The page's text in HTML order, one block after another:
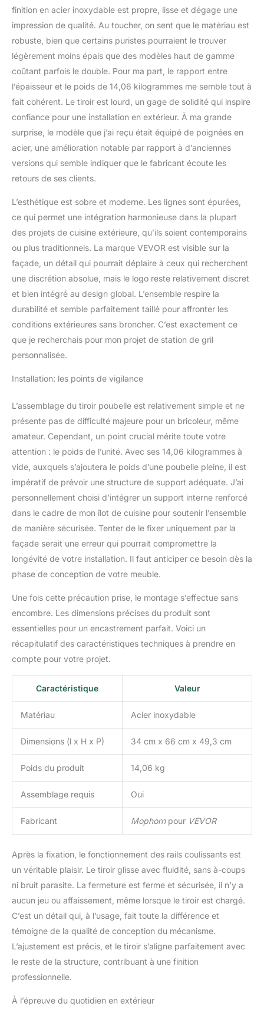
qualité supérieure : ce
tiroir extérieur pour
barbecue est fabriqué en
acier inoxydable,
imperméable et
antirouille. Les
se déforment pas
facilement. En outre, ne
vous inquiétez pas des
taches d'huile car sa
facilement être nettoyée
avec un chiffon. Rails
silencieux, notre tiroir
extérieur peut fournir un
environnement familial
agréable sans bruit
irritant. Par rapport à
d'autres, le nôtre est plus
lisse à tirer et à enlever.
En outre, le design stable
maintient la vaisselle en
place. Détails haut de
gamme : les tiroirs de
construits avec
considération, vous
offrant un maximum de
commodité et de sécurité
: les coins arrondis
peuvent réduire les
rayures lors de
élégante peut vous
permettre d'ouvrir le tiroir
sans effort ; le design
sans couture peut garder
secs et sécurisés ; un
panneau d'aération peut
augmenter le flux d'air à
application : les tiroirs de
rangement d'extérieur
sont parfaits pour les
cuisines extérieures et
intérieures, en particulier
peuvent stocker la
plupart des ustensiles de
plats, des fourchettes et
des cuillères. En outre, il
toutes les conditions
les jours venteux ou
pluvieux.
finition en acier inoxydable est propre, lisse et dégage une
impression de qualité. Au toucher, on sent que le matériau est
robuste, bien que certains puristes pourraient le trouver
légèrement moins épais que des modèles haut de gamme
coûtant parfois le double. Pour ma part, le rapport entre
l’épaisseur et le poids de 14,06 kilogrammes me semble tout à
fait cohérent. Le tiroir est lourd, un gage de solidité qui inspire
confiance pour une installation en extérieur. À ma grande
surprise, le modèle que j’ai reçu était équipé de poignées en
acier, une amélioration notable par rapport à d’anciennes
versions qui semble indiquer que le fabricant écoute les
retours de ses clients.
L’esthétique est sobre et moderne. Les lignes sont épurées,
ce qui permet une intégration harmonieuse dans la plupart
des projets de cuisine extérieure, qu’ils soient contemporains
ou plus traditionnels. La marque VEVOR est visible sur la
façade, un détail qui pourrait déplaire à ceux qui recherchent
une discrétion absolue, mais le logo reste relativement discret
et bien intégré au design global. L’ensemble respire la
durabilité et semble parfaitement taillé pour affronter les
conditions extérieures sans broncher. C’est exactement ce
que je recherchais pour mon projet de station de gril
personnalisée.
Installation: les points de vigilance
L’assemblage du tiroir poubelle est relativement simple et ne
présente pas de difficulté majeure pour un bricoleur, même
amateur. Cependant, un point crucial mérite toute votre
attention : le poids de l’unité. Avec ses 14,06 kilogrammes à
vide, auxquels s’ajoutera le poids d’une poubelle pleine, il est
impératif de prévoir une structure de support adéquate. J’ai
personnellement choisi d’intégrer un support interne renforcé
dans le cadre de mon îlot de cuisine pour soutenir l’ensemble
de manière sécurisée. Tenter de le fixer uniquement par la
façade serait une erreur qui pourrait compromettre la
longévité de votre installation. Il faut anticiper ce besoin dès la
phase de conception de votre meuble.
Une fois cette précaution prise, le montage s’effectue sans
encombre. Les dimensions précises du produit sont
essentielles pour un encastrement parfait. Voici un
récapitulatif des caractéristiques techniques à prendre en
compte pour votre projet.
Caractéristique Valeur
Matériau Acier inoxydable
Dimensions (l x H x P) 34 cm x 66 cm x 49,3 cm
Poids du produit 14,06 kg
Assemblage requis Oui
Fabricant Mophornpour VEVOR
Après la fixation, le fonctionnement des rails coulissants est
un véritable plaisir. Le tiroir glisse avec fluidité, sans à-coups
ni bruit parasite. La fermeture est ferme et sécurisée, il n’y a
aucun jeu ou affaissement, même lorsque le tiroir est chargé.
C’est un détail qui, à l’usage, fait toute la différence et
témoigne de la qualité de conception du mécanisme.
L’ajustement est précis, et le tiroir s’aligne parfaitement avec
le reste de la structure, contribuant à une finition
professionnelle.
À l’épreuve du quotidien en extérieur